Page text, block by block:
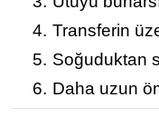
4. Transferin
5. Soğuduktan
6. Daha uzun